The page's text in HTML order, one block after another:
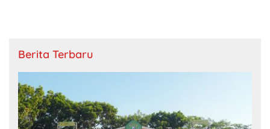
Berita Terbaru